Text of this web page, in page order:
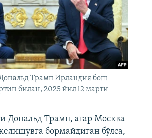
Трамп Ирландия бош
билан, 2025 йил 12 марти
Дональд Трамп, агар Москва
бормайдиган бўлса,